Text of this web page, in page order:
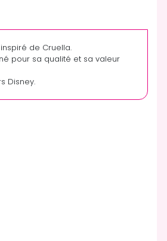
de Cruella.
pour sa qualité et sa valeur
Disney.